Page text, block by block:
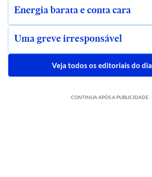
Energia barata e conta cara
Uma greve irresponsável
Veja todos os editoriais do dia
CONTINUA APÓS A PUBLICIDADE